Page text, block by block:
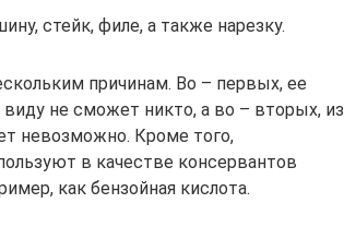
стейк, филе, а также нарезку.
причинам. Во – первых, ее
не сможет никто, а во – вторых, из
невозможно. Кроме того,
в качестве консервантов
как бензойная кислота.